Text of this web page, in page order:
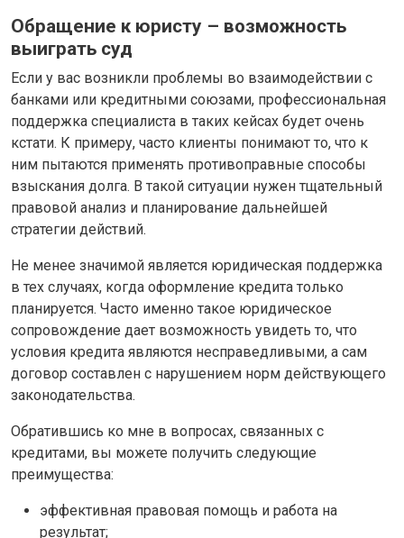
Обращение к юристу – возможность
выиграть суд
Если у вас возникли проблемы во взаимодействии с
банками или кредитными союзами, профессиональная
поддержка специалиста в таких кейсах будет очень
кстати. К примеру, часто клиенты понимают то, что к
ним пытаются применять противоправные способы
взыскания долга. В такой ситуации нужен тщательный
правовой анализ и планирование дальнейшей
стратегии действий.
Не менее значимой является юридическая поддержка
в тех случаях, когда оформление кредита только
планируется. Часто именно такое юридическое
сопровождение дает возможность увидеть то, что
условия кредита являются несправедливыми, а сам
договор составлен с нарушением норм действующего
законодательства.
Обратившись ко мне в вопросах, связанных с
кредитами, вы можете получить следующие
преимущества:
эффективная правовая помощь и работа на
результат;